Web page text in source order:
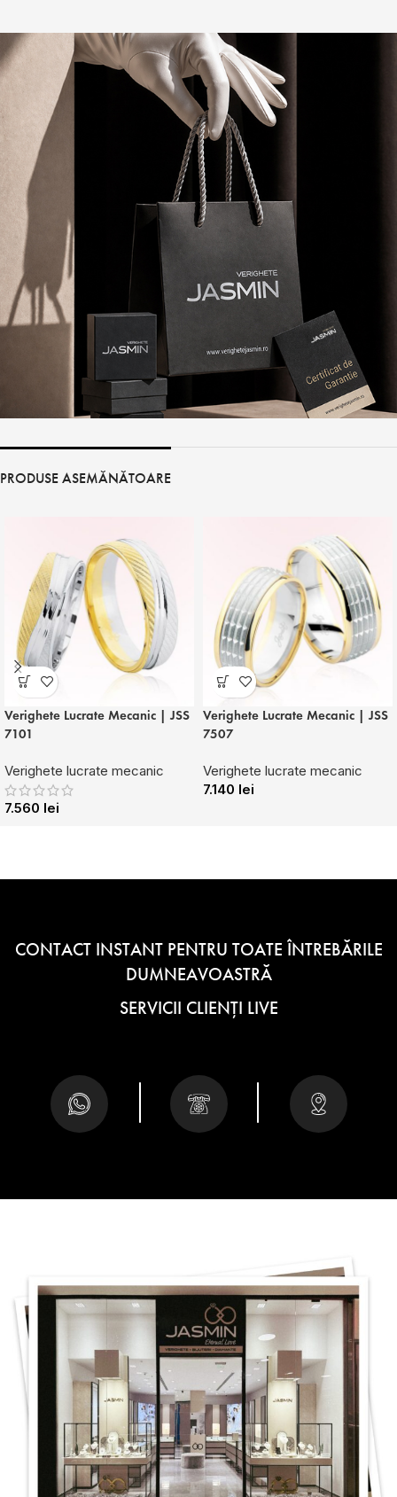
PRODUSE ASEMĂNĂTOARE
Verighete Lucrate Mecanic | JSS
7101
Verighete lucrate mecanic
7.560 lei
Verighete Lucrate Mecanic | JSS
7507
Verighete lucrate mecanic
7.140 lei
CONTACT INSTANT PENTRU TOATE ÎNTREBĂRILE
DUMNEAVOASTRĂ
SERVICII CLIENȚI LIVE